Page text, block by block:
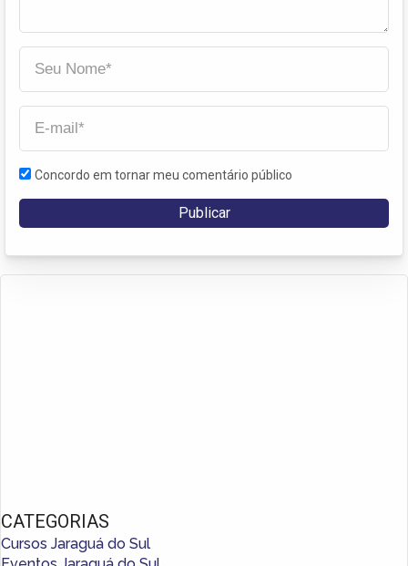
Concordo em tornar meu comentário público
CATEGORIAS
Cursos Jaraguá do Sul